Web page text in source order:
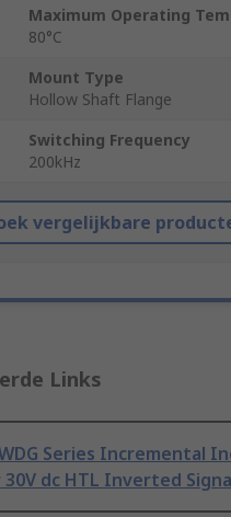
Maximum Operating
80°C
Mount Type
Hollow Shaft Flange
Switching Frequency
200kHz
vergelijkbare
Links
WDG Series Incremental
30V dc HTL Inverted